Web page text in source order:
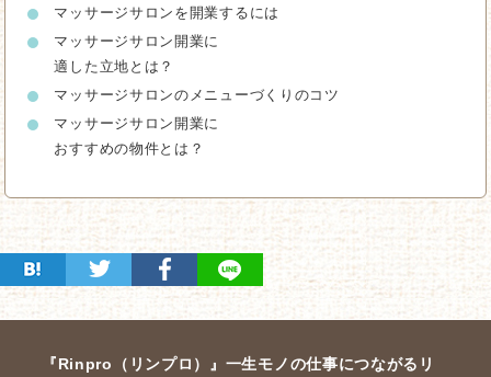
マッサージサロンを開業するには
マッサージサロン開業に
適した立地とは？
マッサージサロンのメニューづくりのコツ
マッサージサロン開業に
おすすめの物件とは？
『Rinpro（リンプロ）』一生モノの仕事につながるリ